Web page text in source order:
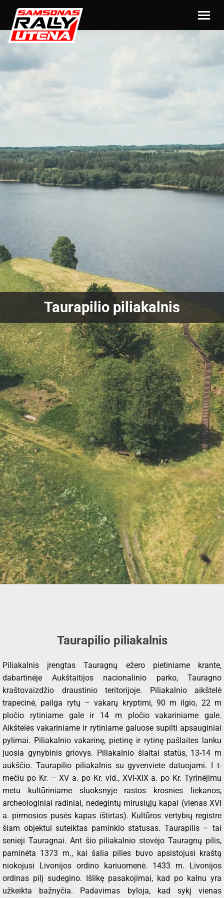
Taurapilio piliakalnis
Taurapilio piliakalnis
Piliakalnis įrengtas Tauragnų ežero pietiniame krante,
dabartinėje Aukštaitijos nacionalinio parko, Tauragno
kraštovaizdžio draustinio teritorijoje. Piliakalnio aikštelė
trapecinė, pailga rytų – vakarų kryptimi, 90 m ilgio, 22 m
pločio rytiniame gale ir 14 m pločio vakariniame gale.
Aikštelės vakariniame ir rytiniame galuose supilti apsauginiai
pylimai. Piliakalnio vakarinę, pietinę ir rytinę pašlaites lanku
juosia gynybinis griovys. Piliakalnio šlaitai statūs, 13-14 m
aukščio. Taurapilio piliakalnis su gyvenviete datuojami. I t-
mečiu po Kr. – XV a. po Kr. vid., XVI-XIX a. po Kr. Tyrinėjimu
metu kultūriniame sluoksnyje rastos krosnies liekanos,
archeologiniai radiniai, nedegintų mirusiųjų kapai (vienas XVI
a. pirmosios pusės kapas ištirtas). Kultūros vertybių registre
šiam objektui suteiktas paminklo statusas. Taurapilis – tai
senieji Tauragnai. Ant šio piliakalnio stovėjo Tauragnų pilis,
paminėta 1373 m., kai šalia pilies buvo apsistojusi kraštą
niokojusi Livonijos ordino kariuomenė. 1433 m. Livonijos
ordinas pilį sudegino. Išlikę pasakojimai, kad po kalnu yra
užkeikta bažnyčia. Padavimas byloja, kad sykį vienas